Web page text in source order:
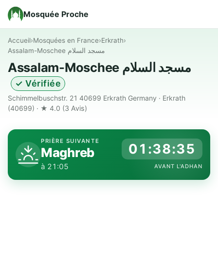
Mosquée Proche
Accueil›Mosquées en France›Erkrath›
Assalam-Moschee مسجد السلام
Assalam-Moschee مسجد السلام
✓ Vérifiée
Schimmelbuschstr. 21 40699 Erkrath Germany · Erkrath
(40699) · ★ 4.0 (3 Avis)
PRIÈRE SUIVANTE
Maghreb
à 21:05
01:38:34
AVANT L'ADHAN